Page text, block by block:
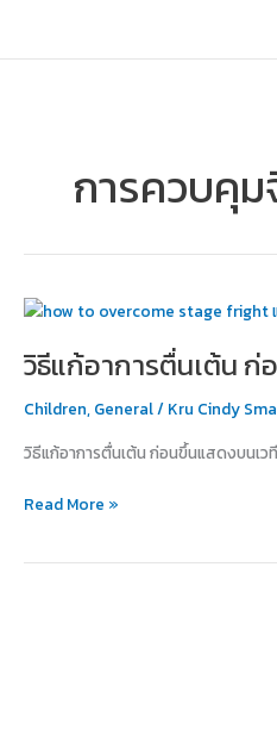
content
การควบคุม
วิธีแก้อาการตื่นเต้น ก่
Children, General/ Kru Cindy
วิธีแก้อาการตื่นเต้น ก่อนขึ้นแสดงบนเ
วิธี
อาการ
เต้น
ขึ้น
บน
Read More »